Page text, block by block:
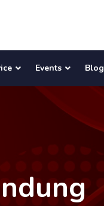
Events Blog